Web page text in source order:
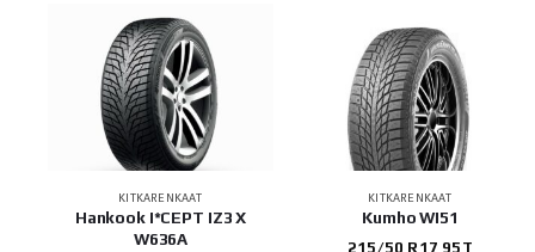
KITKARENKAAT
Hankook I*CEPT IZ3 X
W636A
KITKARENKAAT
Kumho WI51
215/50 R17 95T